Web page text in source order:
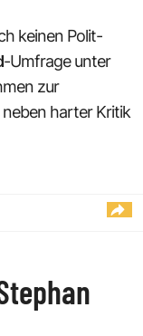
keinen Polit-
-Umfrage unter
zur
harter Kritik